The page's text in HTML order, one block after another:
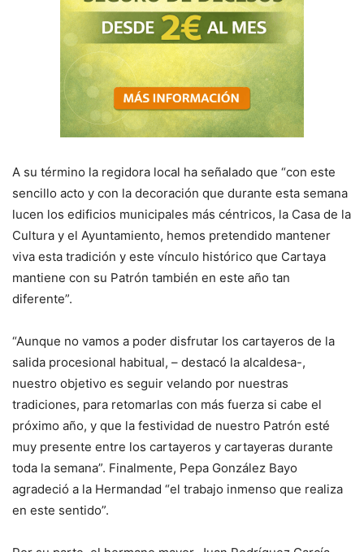
A su término la regidora local ha señalado que “con este
sencillo acto y con la decoración que durante esta semana
lucen los edificios municipales más céntricos, la Casa de la
Cultura y el Ayuntamiento, hemos pretendido mantener
viva esta tradición y este vínculo histórico que Cartaya
mantiene con su Patrón también en este año tan
diferente”.
“Aunque no vamos a poder disfrutar los cartayeros de la
salida procesional habitual, – destacó la alcaldesa-,
nuestro objetivo es seguir velando por nuestras
tradiciones, para retomarlas con más fuerza si cabe el
próximo año, y que la festividad de nuestro Patrón esté
muy presente entre los cartayeros y cartayeras durante
toda la semana”. Finalmente, Pepa González Bayo
agradeció a la Hermandad “el trabajo inmenso que realiza
en este sentido”.